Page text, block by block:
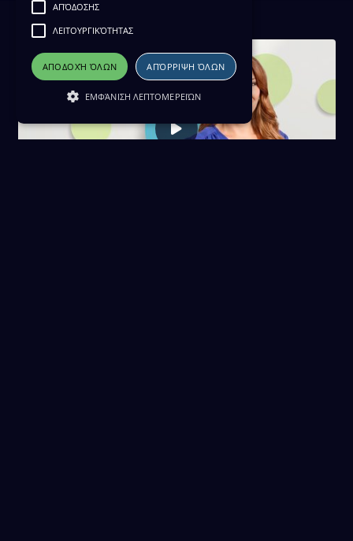
ΑΠΌΔΟΣΗΣ
ΛΕΙΤΟΥΡΓΙΚΌΤΗΤΑΣ
ΑΠΟΔΟΧΉ ΌΛΩΝ ΑΠΌΡΡΙΨΗ ΌΛΩΝ
ΕΜΦΆΝΙΣΗ ΛΕΠΤΟΜΕΡΕΙΏΝ